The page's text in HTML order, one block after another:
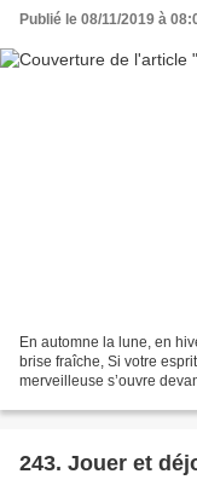
Publié le 08/11/2019 à
En automne la lune, en
brise fraîche, Si votre
merveilleuse s’ouvre
243. Jouer et